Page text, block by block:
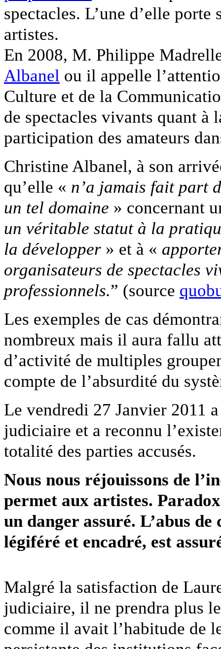
spectacles. L’une d’elle
artistes.
En 2008, M. Philippe
Albanel ou il appelle
Culture et de la
de spectacles vivants quant à
participation des amateurs
Christine Albanel, à son
qu’elle « n’a jamais fait part
un tel domaine » concernant
un véritable statut à la
la développer » et à «
organisateurs de spectacles
professionnels.” (source
Les exemples de cas
nombreux mais il aura fallu
d’activité de multiples
compte de l’absurdité du
Le vendredi 27 Janvier 2011
judiciaire et a reconnu
totalité des parties accusés.
Nous nous réjouissons de
permet aux artistes.
un danger assuré. L’abus
légiféré et encadré, est
Malgré la satisfaction de
judiciaire, il ne prendra plus
comme il avait l’habitude de